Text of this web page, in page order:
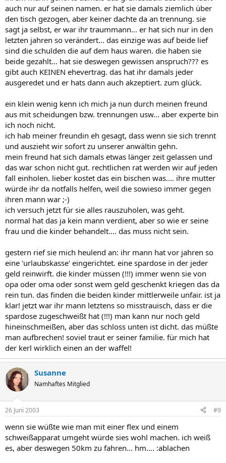
auch nur auf seinen namen. er hat sie damals ziemlich über
den tisch gezogen, aber keiner dachte da an trennung. sie
sagt ja selbst, er war ihr traummann... er hat sich nur in den
letzten jahren so verändert... das einzige was auf beide lief
sind die schulden die auf dem haus waren. die haben sie
beide gezahlt... hat sie deswegen gewissen anspruch??? es
gibt auch KEINEN ehevertrag. das hat ihr damals jeder
ausgeredet und er hats dann auch akzeptiert. zum glück.
ein klein wenig kenn ich mich ja nun durch meinen freund
aus mit scheidungen bzw. trennungen usw... aber experte bin
ich noch nicht.
ich hab meiner freundin eh gesagt, dass wenn sie sich trennt
und auszieht wir sofort zu unserer anwältin gehn.
mein freund hat sich damals etwas länger zeit gelassen und
das war schon nicht gut. rechtlichen rat werden wir auf jeden
fall einholen. lieber kostet das ein bischen was.... ihre mutter
würde ihr da notfalls helfen, weil die sowieso immer gegen
ihren mann war ;-)
ich versuch jetzt für sie alles rauszuholen, was geht.
normal hat das ja kein mann verdient, aber so wie er seine
frau und die kinder behandelt.... das muss nicht sein.
gestern rief sie mich heulend an: ihr mann hat vor jahren so
eine 'urlaubskasse' eingerichtet. eine spardose in der jeder
geld reinwirft. die kinder müssen (!!!) immer wenn sie von
opa oder oma oder sonst wem geld geschenkt kriegen das da
rein tun. das finden die beiden kinder mittlerweile unfair. ist ja
klar! jetzt war ihr mann letztens so misstrauisch, dass er die
spardose zugeschweißt hat (!!!) man kann nur noch geld
hineinschmeißen, aber das schloss unten ist dicht. das müßte
man aufbrechen! soviel traut er seiner familie. für mich hat
der kerl wirklich einen an der waffel!
Susanne
Namhaftes Mitglied
26 Juni 2003 #9
wenn sie wüßte wie man mit einer flex und einem
schweißapparat umgeht würde sies wohl machen. ich weiß
es, aber deswegen 50km zu fahren... hm.... :ablachen